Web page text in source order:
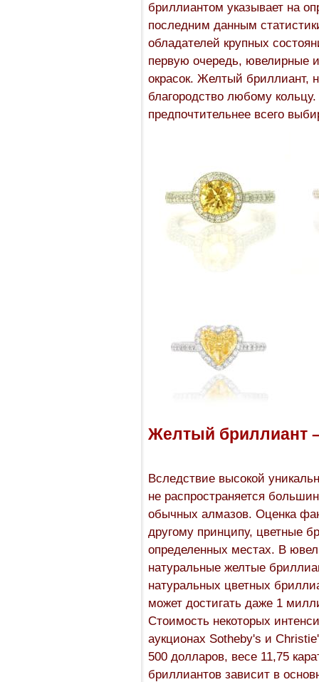
бриллиантом указывает на
последним данным
обладателей крупных
первую очередь, ювелирные
окрасок. Желтый бриллиант,
благородство любому
предпочтительнее всего
Желтый бриллиант
Вследствие высокой
не распространяется
обычных алмазов. Оценка
другому принципу, цветные
определенных местах. В
натуральные желтые
натуральных цветных
может достигать даже 1
Стоимость некоторых
аукционах Sotheby's и
500 долларов, весе 11,75
бриллиантов зависит в